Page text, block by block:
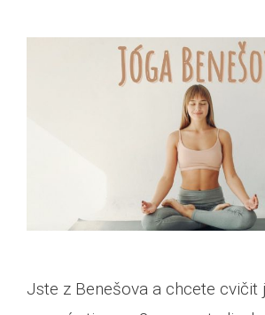
Jste z Benešova a chcete cvičit